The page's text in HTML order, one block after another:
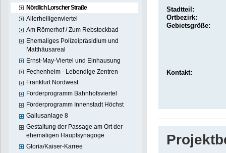
Nördlich Lorscher Straße
Allerheiligenviertel
Am Römerhof / Zum Rebstockbad
Ehemaliges Polizeipräsidium und
Matthäusareal
Ernst-May-Viertel und Einhausung
Fechenheim - Lebendige Zentren
Frankfurt Nordwest
Förderprogramm Bahnhofsviertel
Förderprogramm Innenstadt Höchst
Gallusanlage 8
Gestaltung der Passage am Ort der
ehemaligen Hauptsynagoge
Gloria/Kaiser-Karree
Stadtteil:
Ortbezirk:
Gebietsgröße:
Kontakt: